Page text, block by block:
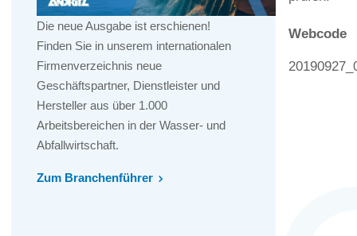
Webcode
Die neue Ausgabe ist erschienen!
Finden Sie in unserem internationalen
Firmenverzeichnis neue
Geschäftspartner, Dienstleister und
Hersteller aus über 1.000
Arbeitsbereichen in der Wasser- und
Abfallwirtschaft.
Zum Branchenführer